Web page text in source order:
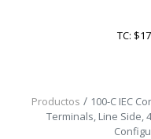
TC:
Productos
100-C IEC
Terminals, Line Side,